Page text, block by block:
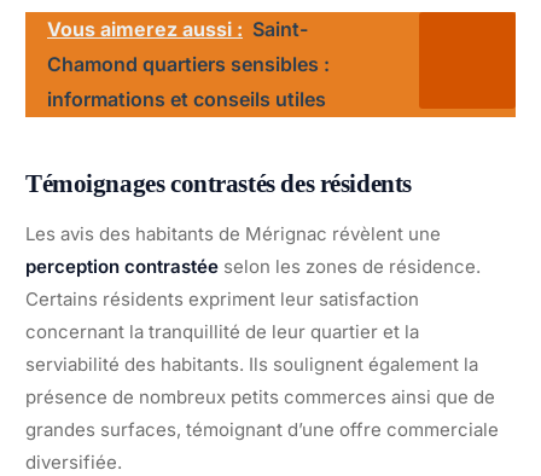
Vous aimerez aussi : Saint-
Chamond quartiers sensibles :
informations et conseils utiles
Témoignages contrastés des résidents
Les avis des habitants de Mérignac révèlent une
perception contrastée selon les zones de résidence.
Certains résidents expriment leur satisfaction
concernant la tranquillité de leur quartier et la
serviabilité des habitants. Ils soulignent également la
présence de nombreux petits commerces ainsi que de
grandes surfaces, témoignant d’une offre commerciale
diversifiée.